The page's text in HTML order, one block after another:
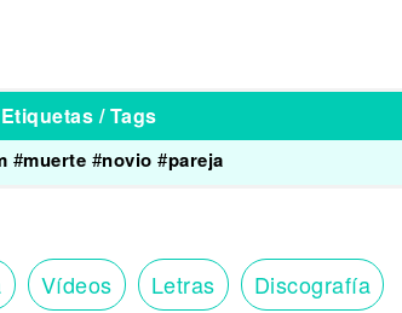
Etiquetas / Tags
#muerte #novio #pareja
Vídeos Letras Discografía